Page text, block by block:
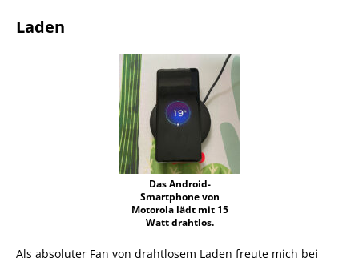
Laden
Das Android-
Smartphone von
Motorola lädt mit 15
Watt drahtlos.
Als absoluter Fan von drahtlosem Laden freute mich bei